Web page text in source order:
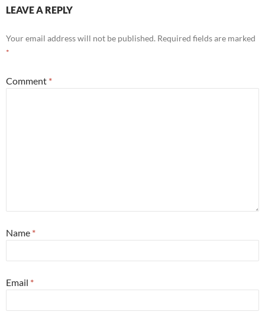
LEAVE A REPLY
Your email address will not be published. Required fields are marked
*
Comment *
Name *
Email *